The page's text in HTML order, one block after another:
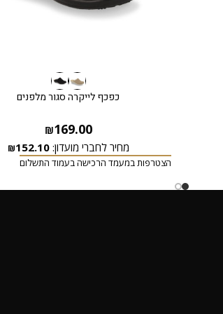
כפכף לייקרה סגור מלפנים
₪169.00
מחיר לחברי מועדון: ₪152.10
הצטרפות במעמד הרכישה בעמוד התשלום